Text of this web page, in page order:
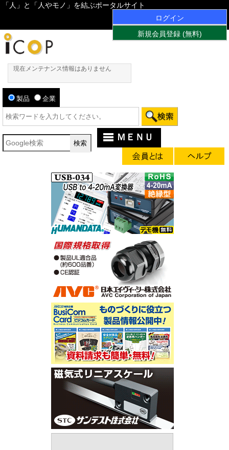
「人」と「人やモノ」を結ぶポータルサイト
ログイン
新規会員登録 (無料)
現在メンテナンス情報はありません
製品 企業
ＭＥＮＵ